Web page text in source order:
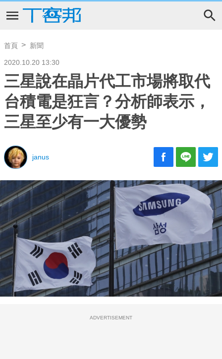
首頁 新聞
2020.10.20 13:30
三星說在晶片代工市場將取代
台積電是狂言？分析師表示，
三星至少有一大優勢
janus
ADVERTISEMENT